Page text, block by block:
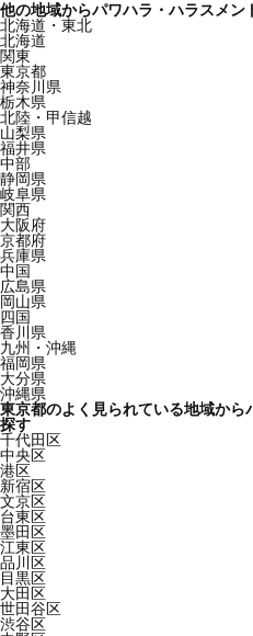
他の地域からパワハラ・ハラスメン
北海道・東北
北海道
関東
東京都
神奈川県
栃木県
北陸・甲信越
山梨県
福井県
中部
静岡県
岐阜県
関西
大阪府
京都府
兵庫県
中国
広島県
岡山県
四国
香川県
九州・沖縄
福岡県
大分県
沖縄県
東京都のよく見られている地域か
探す
千代田区
中央区
港区
新宿区
文京区
台東区
墨田区
江東区
品川区
目黒区
大田区
世田谷区
渋谷区